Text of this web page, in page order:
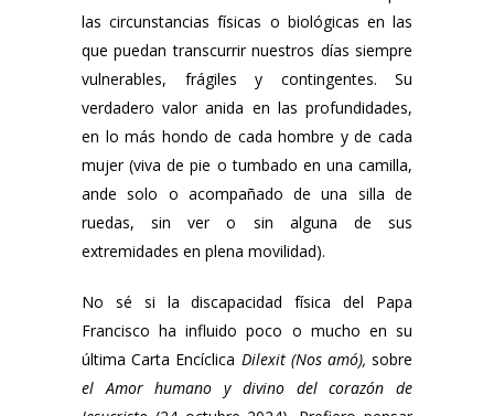
las circunstancias físicas o biológicas en las
que puedan transcurrir nuestros días siempre
vulnerables, frágiles y contingentes. Su
verdadero valor anida en las profundidades,
en lo más hondo de cada hombre y de cada
mujer (viva de pie o tumbado en una camilla,
ande solo o acompañado de una silla de
ruedas, sin ver o sin alguna de sus
extremidades en plena movilidad).
No sé si la discapacidad física del Papa
Francisco ha influido poco o mucho en su
última Carta Encíclica Dilexit (Nos amó), sobre
el Amor humano y divino del corazón de